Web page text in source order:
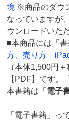
境 ※商品のダウ
なっていますが
ウンロードいた
■本商品には「
方、売り方
（本体1,500円
【PDF】です。
本書籍は「電子
「電子書籍」っ